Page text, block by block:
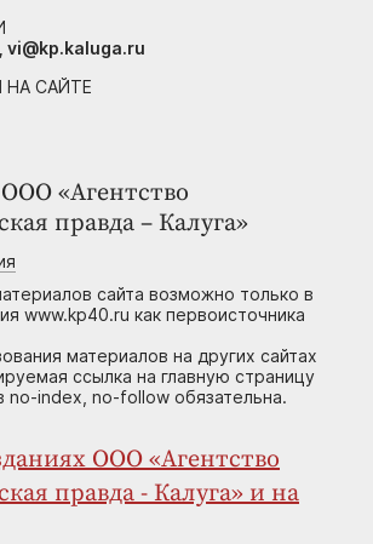
«Агентство
правда – Калуга»
сайта возможно только в
www.kp40.ru как первоисточника
материалов на других сайтах
ссылка на главную страницу
no-index, no-follow обязательна.
ООО «Агентство
правда - Калуга» и на
vi@kp.kaluga.ru
САЙТЕ